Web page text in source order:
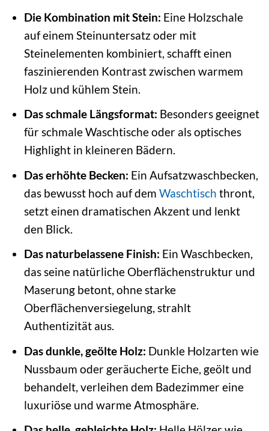
Die Kombination mit Stein: Eine Holzschale
auf einem Steinuntersatz oder mit
Steinelementen kombiniert, schafft einen
faszinierenden Kontrast zwischen warmem
Holz und kühlem Stein.
Das schmale Längsformat: Besonders geeignet
für schmale Waschtische oder als optisches
Highlight in kleineren Bädern.
Das erhöhte Becken: Ein Aufsatzwaschbecken,
das bewusst hoch auf dem Waschtisch thront,
setzt einen dramatischen Akzent und lenkt
den Blick.
Das naturbelassene Finish: Ein Waschbecken,
das seine natürliche Oberflächenstruktur und
Maserung betont, ohne starke
Oberflächenversiegelung, strahlt
Authentizität aus.
Das dunkle, geölte Holz: Dunkle Holzarten wie
Nussbaum oder geräucherte Eiche, geölt und
behandelt, verleihen dem Badezimmer eine
luxuriöse und warme Atmosphäre.